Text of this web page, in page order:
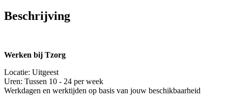
Beschrijving
Werken bij Tzorg
Locatie: Uitgeest
Uren: Tussen 10 - 24 per week
Werkdagen en werktijden op basis van jouw beschikbaarheid